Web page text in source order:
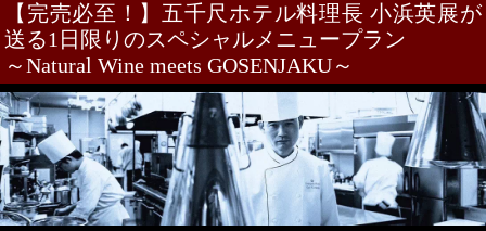
【完売必至！】五千尺ホテル料理長 小浜英展が
送る1日限りのスペシャルメニュープラン
～Natural Wine meets GOSENJAKU～